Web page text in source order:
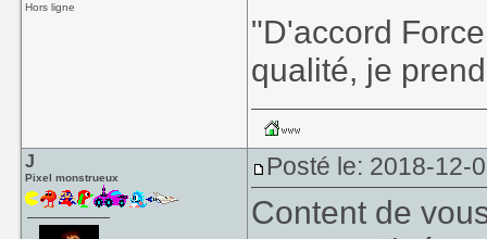
Hors ligne
"D'accord
qualité, je
J
Pixel monstrueux Posté le: 2018-12-
Content de